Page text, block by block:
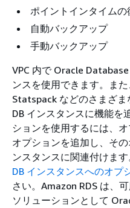
ポイントインタイムの
自動バックアップ
手動バックアップ
VPC 内で Oracle
ンスを使用できます。ま
Statspack などのさまざま
DB インスタンスに機能を
ションを使用するには、
オプションを追加し、そ
ンスタンスに関連付けま
DB インスタンスへのオプ
さい。Amazon RDS は、
ソリューションとして